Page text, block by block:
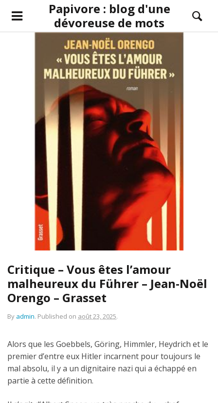
Papivore : blog d'une
dévoreuse de mots
Critique – Vous êtes l’amour
malheureux du Führer – Jean-Noël
Orengo – Grasset
By admin. Published on août 23, 2025.
Alors que les Goebbels, Göring, Himmler, Heydrich et le
premier d’entre eux Hitler incarnent pour toujours le
mal absolu, il y a un dignitaire nazi qui a échappé en
partie à cette définition.